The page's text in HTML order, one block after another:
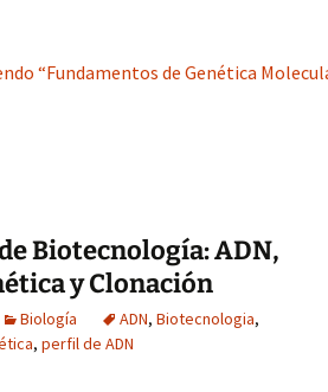
“Fundamentos de Genética
Biotecnología: ADN,
y Clonación
Biología ADN, Biotecnologia,
, perfil de ADN